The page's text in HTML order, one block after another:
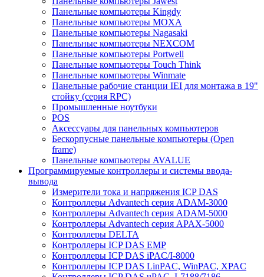
Панельные компьютеры Kingdy
Панельные компьютеры MOXA
Панельные компьютеры Nagasaki
Панельные компьютеры NEXCOM
Панельные компьютеры Portwell
Панельные компьютеры Touch Think
Панельные компьютеры Winmate
Панельные рабочие станции IEI для монтажа в 19"
стойку (серия RPC)
Промышленные ноутбуки
POS
Аксессуары для панельных компьютеров
Бескорпусные панельные компьютеры (Open
frame)
Панельные компьютеры AVALUE
Программируемые контроллеры и системы ввода-
вывода
Измерители тока и напряжения ICP DAS
Контроллеры Advantech серия ADAM-3000
Контроллеры Advantech серия ADAM-5000
Контроллеры Advantech серия APAX-5000
Контроллеры DELTA
Контроллеры ICP DAS EMP
Контроллеры ICP DAS iPAC/I-8000
Контроллеры ICP DAS LinPAC, WinPAC, XPAC